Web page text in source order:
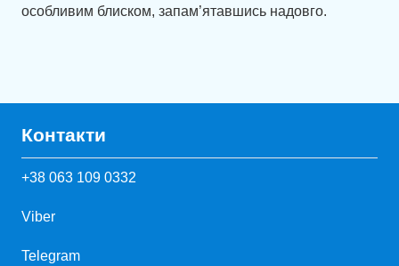
особливим блиском, запам’ятавшись надовго.
Контакти
+38 063 109 0332
Viber
Telegram